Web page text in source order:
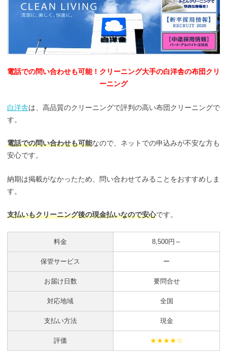
電話での問い合わせも可能！クリーニング大手の白洋舎の布団クリ
ーニング
白洋舎は、高品質のクリーニングで評判の高い布団クリーニングで
す。
電話での問い合わせも可能なので、ネットでの申込みが不安な方も
安心です。
納期は掲載がなかったため、問い合わせてみることをおすすめしま
す。
支払いもクリーニング後の現金払いなので安心です。
料金 8,500円～
保管サービス ー
お届け日数 要問合せ
対応地域 全国
支払い方法 現金
評価 ★★★★☆